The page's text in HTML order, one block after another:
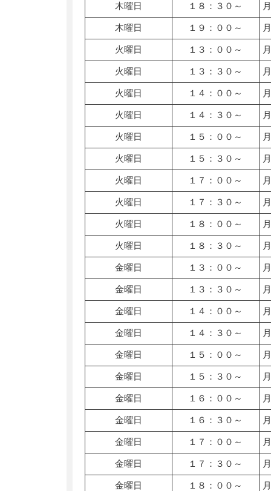
木曜日 １８：３０～
木曜日 １９：００～
火曜日 １３：００～
火曜日 １３：３０～
火曜日 １４：００～
火曜日 １４：３０～
火曜日 １５：００～
火曜日 １５：３０～
火曜日 １７：００～
火曜日 １７：３０～
火曜日 １８：００～
火曜日 １８：３０～
金曜日 １３：００～
金曜日 １３：３０～
金曜日 １４：００～
金曜日 １４：３０～
金曜日 １５：００～
金曜日 １５：３０～
金曜日 １６：００～
金曜日 １６：３０～
金曜日 １７：００～
金曜日 １７：３０～
金曜日 １８：００～